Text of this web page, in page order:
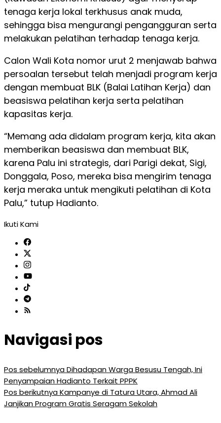
tenaga kerja lokal terkhusus anak muda,
sehingga bisa mengurangi pengangguran serta
melakukan pelatihan terhadap tenaga kerja.
Calon Wali Kota nomor urut 2 menjawab bahwa
persoalan tersebut telah menjadi program kerja
dengan membuat BLK (Balai Latihan Kerja) dan
beasiswa pelatihan kerja serta pelatihan
kapasitas kerja.
“Memang ada didalam program kerja, kita akan
memberikan beasiswa dan membuat BLK,
karena Palu ini strategis, dari Parigi dekat, Sigi,
Donggala, Poso, mereka bisa mengirim tenaga
kerja meraka untuk mengikuti pelatihan di Kota
Palu,” tutup Hadianto.
Ikuti Kami
Navigasi pos
Pos sebelumnyaDihadapan Warga Besusu Tengah, Ini
Penyampaian Hadianto Terkait PPPK
Pos berikutnyaKampanye di Tatura Utara, Ahmad Ali
Janjikan Program Gratis Seragam Sekolah